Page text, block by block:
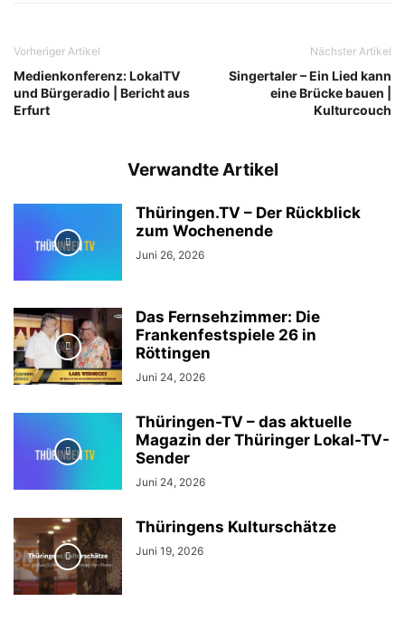
Vorheriger Artikel
Medienkonferenz: LokalTV
und Bürgeradio | Bericht aus
Erfurt
Nächster Artikel
Singertaler – Ein Lied kann
eine Brücke bauen |
Kulturcouch
Verwandte Artikel
Thüringen.TV – Der Rückblick
zum Wochenende
Juni 26, 2026
Das Fernsehzimmer: Die
Frankenfestspiele 26 in
Röttingen
Juni 24, 2026
Thüringen-TV – das aktuelle
Magazin der Thüringer Lokal-TV-
Sender
Juni 24, 2026
Thüringens Kulturschätze
Juni 19, 2026